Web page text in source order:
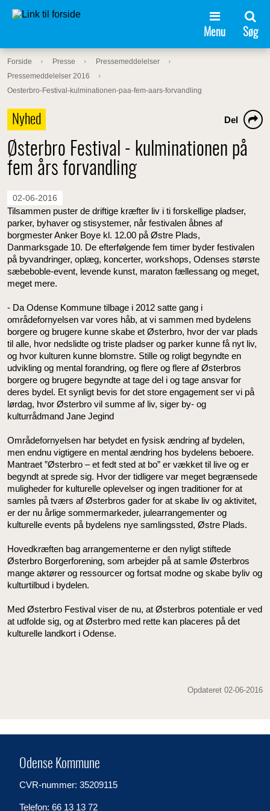
Menu Søg
Forside Presse
Pressemeddelelser
Pressemeddelelser 2016
Oesterbro-Festival-kulminationen-paa-fem-aars-forvandling
Nyhed
Østerbro Festival - kulminationen på
fem års forvandling
Del
02-06-2016
Tilsammen puster de driftige kræfter liv i ti forskellige pladser,
parker, byhaver og stisystemer, når festivalen åbnes af
borgmester Anker Boye kl. 12.00 på Østre Plads,
Danmarksgade 10. De efterfølgende fem timer byder festivalen
på byvandringer, oplæg, koncerter, workshops, Odenses største
sæbeboble-event, levende kunst, maraton fællessang og meget,
meget mere.
- Da Odense Kommune tilbage i 2012 satte gang i
områdefornyelsen var vores håb, at vi sammen med bydelens
borgere og brugere kunne skabe et Østerbro, hvor der var plads
til alle, hvor nedslidte og triste pladser og parker kunne få nyt liv,
og hvor kulturen kunne blomstre. Stille og roligt begyndte en
udvikling og mental forandring, og flere og flere af Østerbros
borgere og brugere begyndte at tage del i og tage ansvar for
deres bydel. Et synligt bevis for det store engagement ser vi på
lørdag, hvor Østerbro vil summe af liv, siger by- og
kulturrådmand Jane Jegind
Områdefornyelsen har betydet en fysisk ændring af bydelen,
men endnu vigtigere en mental ændring hos bydelens beboere.
Mantraet ”Østerbro – et fedt sted at bo” er vækket til live og er
begyndt at sprede sig. Hvor der tidligere var meget begrænsede
muligheder for kulturelle oplevelser og ingen traditioner for at
samles på tværs af Østerbros gader for at skabe liv og aktivitet,
er der nu årlige sommermarkeder, julearrangementer og
kulturelle events på bydelens nye samlingssted, Østre Plads.
Hovedkræften bag arrangementerne er den nyligt stiftede
Østerbro Borgerforening, som arbejder på at samle Østerbros
mange aktører og ressourcer og fortsat modne og skabe byliv og
kulturtilbud i bydelen.
Med Østerbro Festival viser de nu, at Østerbros potentiale er ved
at udfolde sig, og at Østerbro med rette kan placeres på det
kulturelle landkort i Odense.
Opdateret 02-06-2016
Odense Kommune
CVR-nummer: 35209115
Telefon: 66 13 13 72